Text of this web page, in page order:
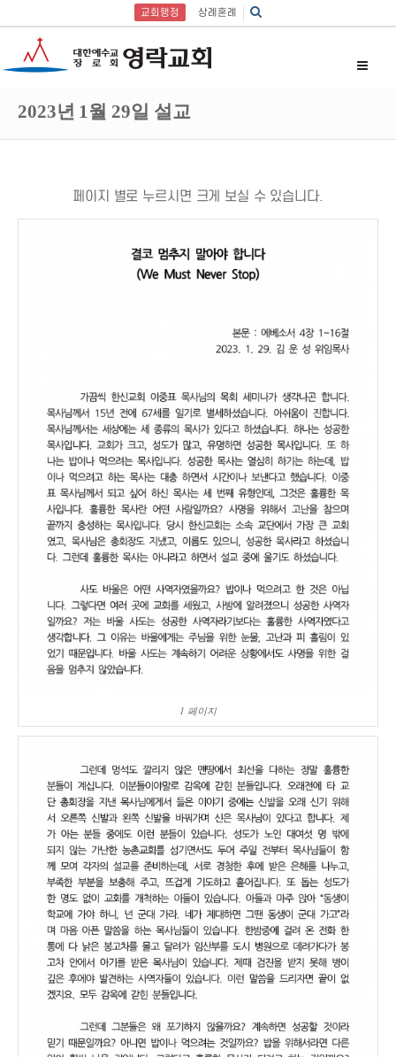
교회행정 상례혼례
2023년 1월 29일 설교
페이지 별로 누르시면 크게 보실 수 있습니다.
1 페이지